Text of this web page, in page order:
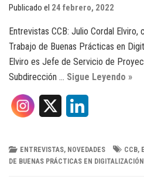
Publicado el 24 febrero, 2022
Entrevistas CCB: Julio Cordal
Trabajo de Buenas Prácticas en
Elviro es Jefe de Servicio de
Subdirección … Sigue Leyendo »
n
ENTREVISTAS, NOVEDADES CCB,
DE BUENAS PRÁCTICAS EN DIGITALIZACIÓN